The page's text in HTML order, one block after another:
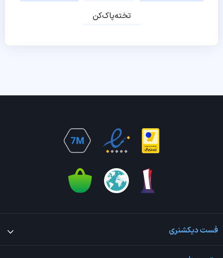
تخته‌پاک‌کن
فست دیکشنری